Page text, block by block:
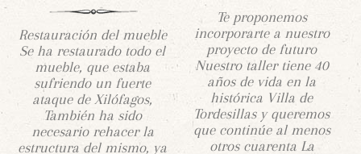
Restauración del mueble
Se ha restaurado todo el
mueble, que estaba
sufriendo un fuerte
ataque de Xilófagos,
También ha sido
necesario rehacer la
estructura del mismo, ya
Te proponemos
incorporarte a nuestro
proyecto de futuro
Nuestro taller tiene 40
años de vida en la
histórica Villa de
Tordesillas y queremos
que continúe al menos
otros cuarenta La